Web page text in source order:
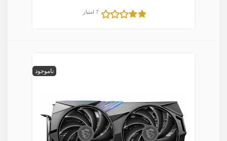
7 امتیاز
ناموجود